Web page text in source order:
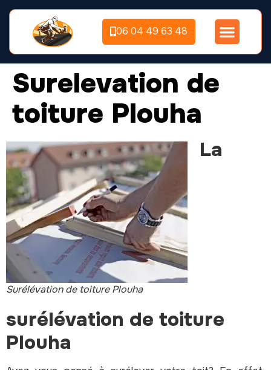
06 04 49 63 48
Surelevation de
toiture Plouha
Surélévation de toiture Plouha
La
surélévation de toiture
Plouha